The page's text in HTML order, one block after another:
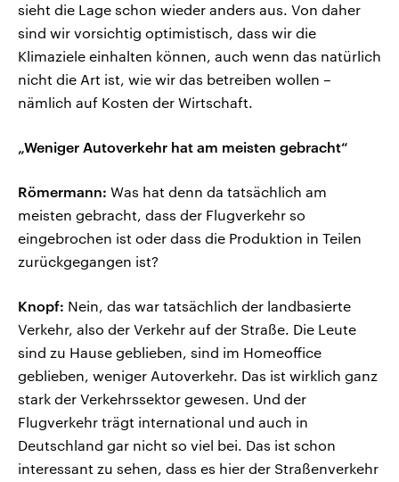
sieht die Lage schon wieder anders aus. Von daher
sind wir vorsichtig optimistisch, dass wir die
Klimaziele einhalten können, auch wenn das natürlich
nicht die Art ist, wie wir das betreiben wollen –
nämlich auf Kosten der Wirtschaft.
„Weniger Autoverkehr hat am meisten gebracht“
Römermann: Was hat denn da tatsächlich am
meisten gebracht, dass der Flugverkehr so
eingebrochen ist oder dass die Produktion in Teilen
zurückgegangen ist?
Knopf: Nein, das war tatsächlich der landbasierte
Verkehr, also der Verkehr auf der Straße. Die Leute
sind zu Hause geblieben, sind im Homeoffice
geblieben, weniger Autoverkehr. Das ist wirklich ganz
stark der Verkehrssektor gewesen. Und der
Flugverkehr trägt international und auch in
Deutschland gar nicht so viel bei. Das ist schon
interessant zu sehen, dass es hier der Straßenverkehr